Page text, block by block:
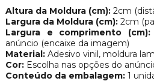
Altura da Moldura (cm):2cm
Largura da Moldura (cm):2cm
Largura e comprimento (cm):
anúncio (encaixe da imagem)
Material:Adesivo vinil, moldura
Cor:Escolha nas opções do
Conteúdo da embalagem:1